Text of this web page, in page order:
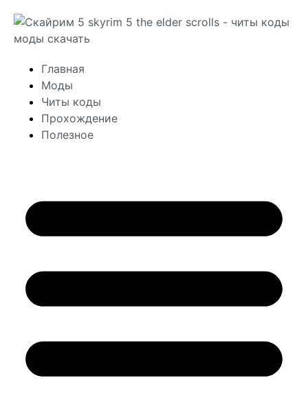
Главная
Моды
Читы коды
Прохождение
Полезное